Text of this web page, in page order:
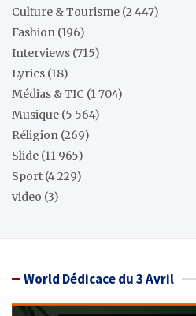
Culture & Tourisme (2 447)
Fashion (196)
Interviews (715)
Lyrics (18)
Médias & TIC (1 704)
Musique (5 564)
Réligion (269)
Slide (11 965)
Sport (4 229)
video (3)
World Dédicace du 3 Avril